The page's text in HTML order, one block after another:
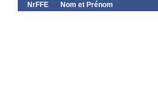
NrFFE Nom et Prénom